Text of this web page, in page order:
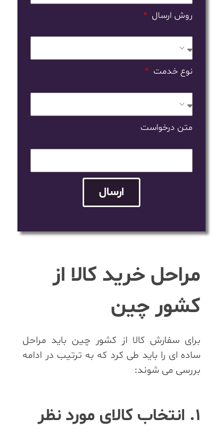
روش ارسال
نوع خدمت
متن درخواست
ارسال
مراحل خرید کالا از
کشور چین
برای سفارش کالا از کشور چین باید مراحل
ساده ای را باید طی کرد که به ترتیب در ادامه
بررسی می شوند:
1. انتخاب کالای مورد نظر